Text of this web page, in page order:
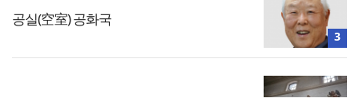
공실(空室) 공화국
3